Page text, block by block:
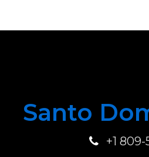
Santo
+1